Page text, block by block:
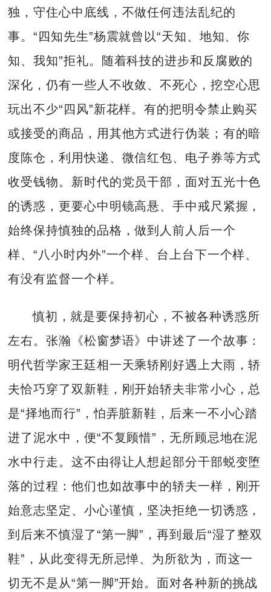
独，守住心中底线，不做任何违法乱纪的
事。“四知先生”杨震就曾以“天知、地知、你
知、我知”拒礼。随着科技的进步和反腐败的
深化，仍有一些人不收敛、不死心，挖空心思
玩出不少“四风”新花样。有的把明令禁止购买
或接受的商品，用其他方式进行伪装；有的暗
度陈仓，利用快递、微信红包、电子券等方式
收受钱物。新时代的党员干部，面对五光十色
的诱惑，更要心中明镜高悬、手中戒尺紧握，
始终保持慎独的品格，做到人前人后一个
样、“八小时内外”一个样、台上台下一个样、
有没有监督一个样。
慎初，就是要保持初心，不被各种诱惑所
左右。张瀚《松窗梦语》中讲述了一个故事：
明代哲学家王廷相一天乘轿刚好遇上大雨，轿
夫恰巧穿了双新鞋，刚开始轿夫非常小心，总
是“择地而行”，怕弄脏新鞋，后来一不小心踏
进了泥水中，便“不复顾惜”，无所顾忌地在泥
水中行走。这不由得让人想起部分干部蜕变堕
落的过程：他们也如故事中的轿夫一样，刚开
始意志坚定、小心谨慎，坚决拒绝一切诱惑，
到后来不慎湿了“第一脚”，再到最后“湿了整双
鞋”，从此变得无所忌惮、为所欲为，而这一
切无不是从“第一脚”开始。面对各种新的挑战